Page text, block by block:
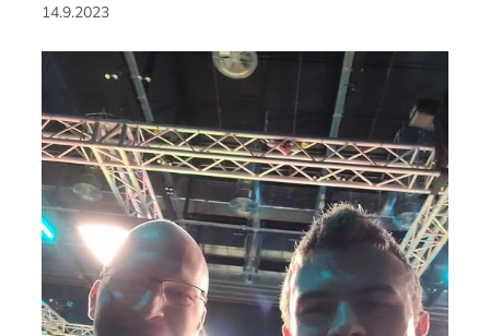
14.9.2023